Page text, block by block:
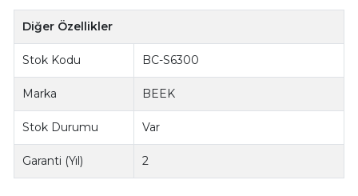
Diğer Özellikler
Stok Kodu BC-S6300
Marka BEEK
Stok Durumu Var
Garanti (Yıl) 2